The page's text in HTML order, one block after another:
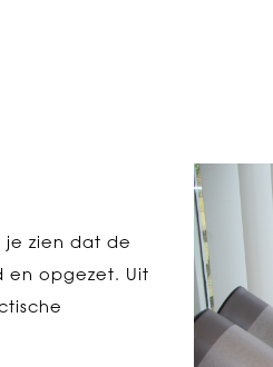
je zien dat de
en opgezet. Uit